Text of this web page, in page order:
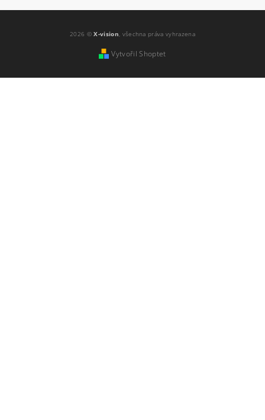
2026 ©X-vision, všechna práva vyhrazena
Vytvořil Shoptet